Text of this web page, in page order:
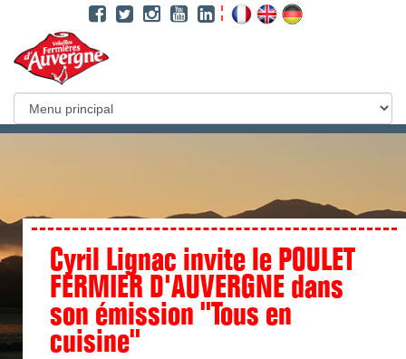
contenu
principal
Cyril Lignac invite le POULET
FERMIER D'AUVERGNE dans
son émission "Tous en
cuisine"